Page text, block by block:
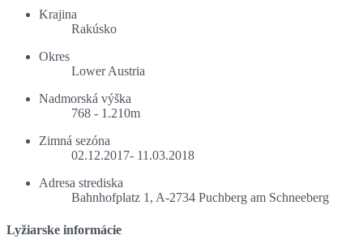
Krajina
Rakúsko
Okres
Lower Austria
Nadmorská výška
768 - 1.210m
Zimná sezóna
02.12.2017- 11.03.2018
Adresa strediska
Bahnhofplatz 1, A-2734 Puchberg am Schneeberg
Lyžiarske informácie